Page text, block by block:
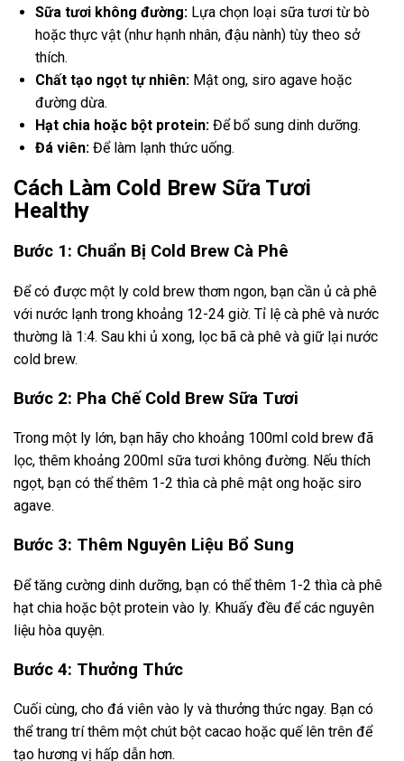
Sữa tươi không đường: Lựa chọn loại sữa tươi từ bò
hoặc thực vật (như hạnh nhân, đậu nành) tùy theo sở
thích.
Chất tạo ngọt tự nhiên: Mật ong, siro agave hoặc
đường dừa.
Hạt chia hoặc bột protein: Để bổ sung dinh dưỡng.
Đá viên: Để làm lạnh thức uống.
Cách Làm Cold Brew Sữa Tươi
Healthy
Bước 1: Chuẩn Bị Cold Brew Cà Phê
Để có được một ly cold brew thơm ngon, bạn cần ủ cà phê
với nước lạnh trong khoảng 12-24 giờ. Tỉ lệ cà phê và nước
thường là 1:4. Sau khi ủ xong, lọc bã cà phê và giữ lại nước
cold brew.
Bước 2: Pha Chế Cold Brew Sữa Tươi
Trong một ly lớn, bạn hãy cho khoảng 100ml cold brew đã
lọc, thêm khoảng 200ml sữa tươi không đường. Nếu thích
ngọt, bạn có thể thêm 1-2 thìa cà phê mật ong hoặc siro
agave.
Bước 3: Thêm Nguyên Liệu Bổ Sung
Để tăng cường dinh dưỡng, bạn có thể thêm 1-2 thìa cà phê
hạt chia hoặc bột protein vào ly. Khuấy đều để các nguyên
liệu hòa quyện.
Bước 4: Thưởng Thức
Cuối cùng, cho đá viên vào ly và thưởng thức ngay. Bạn có
thể trang trí thêm một chút bột cacao hoặc quế lên trên để
tạo hương vị hấp dẫn hơn.